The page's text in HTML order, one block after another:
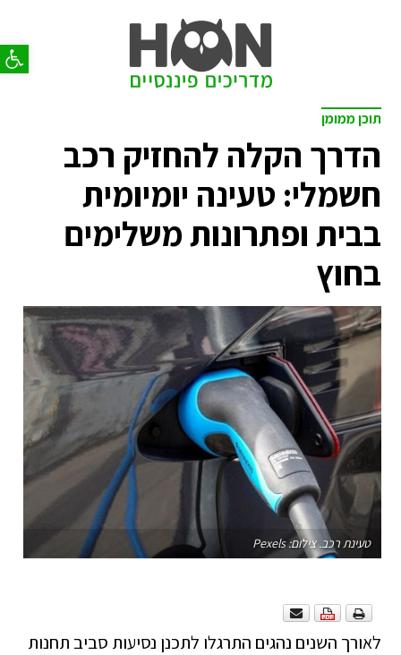
פתח
תוכן ממומן
הדרך הקלה להחזיק רכב
חשמלי: טעינה יומיומית
בבית ופתרונות משלימים
בחוץ
טעינת רכב. צילום: Pexels
לאורך השנים נהגים התרגלו לתכנן נסיעות סביב תחנות